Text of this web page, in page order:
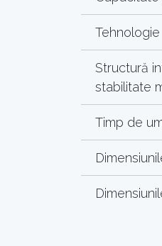
Tehnologie
Structură
stabilitate
Timp de